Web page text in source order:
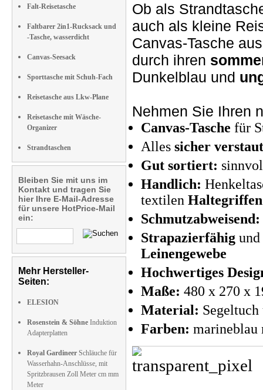
Falt-Reisetasche
Faltbarer 2in1-Rucksack und
-Tasche, wasserdicht
Canvas-Seesack
Sporttasche mit Schuh-Fach
Reisetasche aus Lkw-Plane
Reisetasche mit Wäsche-
Organizer
Strandtaschen
Bleiben Sie mit uns im
Kontakt und tragen Sie
hier Ihre E-Mail-Adresse
für unsere HotPrice-Mail
ein:
Mehr Hersteller-
Seiten:
ELESION
Rosenstein & Söhne Induktion
Adapterplatten
Royal Gardineer Schläuche für
Wasserhahn-Anschlüsse, mit
Spritzbrausen Zoll Meter cm mm
Meter
Ob als
auch als kleine
Canvas-Tasche
durch ihren
Dunkelblau und
Nehmen Sie Ihren
Canvas-Tasche für
Alles sicher
Gut sortiert:
Handlich:
textilen Haltegriffen
Schmutzabweisend:
Strapazierfähig und
Leinengewebe
Hochwertiges
Maße: 480 x 270 x
Material:
Farben: marineblau